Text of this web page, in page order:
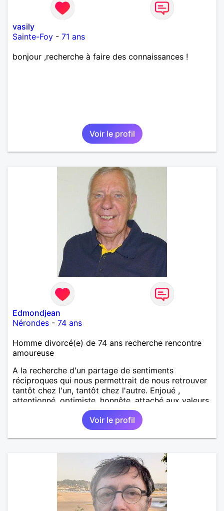
vasily
Sainte-Foy - 71 ans
bonjour ,recherche à faire des connaissances !
Voir le profil
Edmondjean
Nérondes - 74 ans
Homme divorcé(e) de 74 ans recherche rencontre
amoureuse
A la recherche d'un partage de sentiments
réciproques qui nous permettrait de nous retrouver
tantôt chez l'un, tantôt chez l'autre. Enjoué ,
attentionné, optimiste, honnête, attaché aux valeurs
morales, j'apprécie l'humilité et je n'ai rien à prouver.
Photographie 2026. Et la vôtre ?
Voir le profil